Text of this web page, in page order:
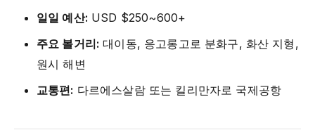
일일 예산: USD $250~600+
주요 볼거리: 대이동, 응고롱고로 분화구, 화산 지형,
원시 해변
교통편: 다르에스살람 또는 킬리만자로 국제공항